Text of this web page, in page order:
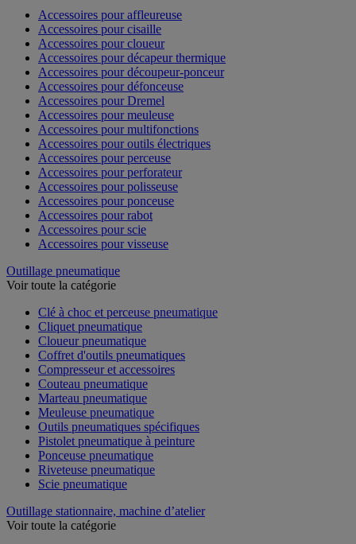
Accessoires pour affleureuse
Accessoires pour cisaille
Accessoires pour cloueur
Accessoires pour décapeur thermique
Accessoires pour découpeur-ponceur
Accessoires pour défonceuse
Accessoires pour Dremel
Accessoires pour meuleuse
Accessoires pour multifonctions
Accessoires pour outils électriques
Accessoires pour perceuse
Accessoires pour perforateur
Accessoires pour polisseuse
Accessoires pour ponceuse
Accessoires pour rabot
Accessoires pour scie
Accessoires pour visseuse
Outillage pneumatique
Voir toute la catégorie
Clé à choc et perceuse pneumatique
Cliquet pneumatique
Cloueur pneumatique
Coffret d'outils pneumatiques
Compresseur et accessoires
Couteau pneumatique
Marteau pneumatique
Meuleuse pneumatique
Outils pneumatiques spécifiques
Pistolet pneumatique à peinture
Ponceuse pneumatique
Riveteuse pneumatique
Scie pneumatique
Outillage stationnaire, machine d’atelier
Voir toute la catégorie